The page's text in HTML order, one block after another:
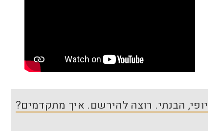
יופי, הבנתי. רוצה להירשם. איך מתקדמים?